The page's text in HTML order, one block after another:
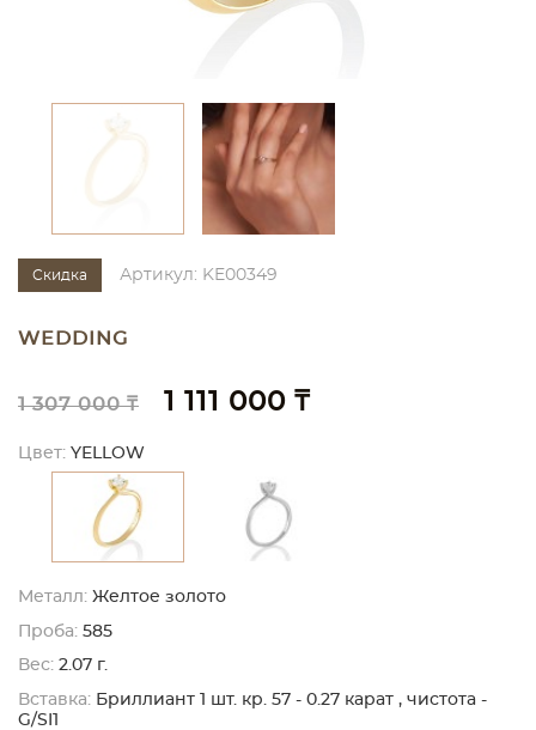
Скидка Артикул: KE00349
WEDDING
1 307 000 ₸ 1 111 000 ₸
Цвет: YELLOW
Металл: Желтое золото
Проба: 585
Вес: 2.07 г.
Вставка: Бриллиант 1 шт. кр. 57 - 0.27 карат , чистота -
G/SI1